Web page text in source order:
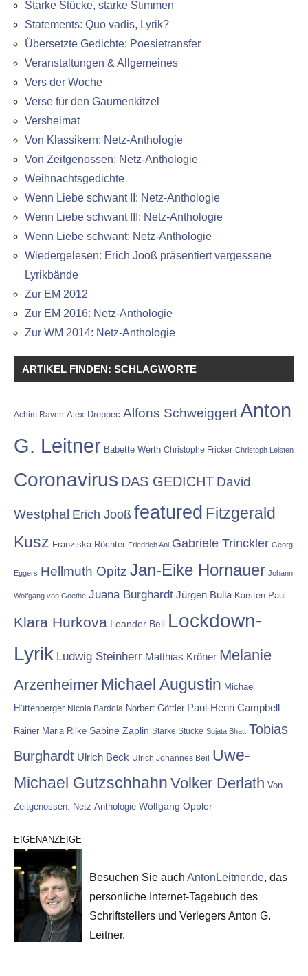
Starke Stücke, starke Stimmen
Statements: Quo vadis, Lyrik?
Übersetzte Gedichte: Poesietransfer
Veranstaltungen & Allgemeines
Vers der Woche
Verse für den Gaumenkitzel
Versheimat
Von Klassikern: Netz-Anthologie
Von Zeitgenossen: Netz-Anthologie
Weihnachtsgedichte
Wenn Liebe schwant II: Netz-Anthologie
Wenn Liebe schwant III: Netz-Anthologie
Wenn Liebe schwant: Netz-Anthologie
Wiedergelesen: Erich Jooß präsentiert vergessene
Lyrikbände
Zur EM 2012
Zur EM 2016: Netz-Anthologie
Zur WM 2014: Netz-Anthologie
ARTIKEL FINDEN: SCHLAGWORTE
Achim Raven Alex Dreppec Alfons SchweiggertAnton
G. Leitner Babette Werth Christophe Fricker Christoph Leisten
Coronavirus DAS GEDICHT David
Westphal Erich Jooß featured Fitzgerald
Kusz Franziska Röchter Friedrich Ani Gabriele Trinckler Georg
Eggers Hellmuth Opitz Jan-Eike Hornauer Johann
Wolfgang von Goethe Juana Burghardt Jürgen Bulla Karsten Paul
Klara Hurkova Leander Beil Lockdown-
Lyrik Ludwig Steinherr Matthias Kröner Melanie
Arzenheimer Michael Augustin Michael
Hüttenberger Nicola Bardola Norbert Göttler Paul-Henri Campbell
Rainer Maria Rilke Sabine Zaplin Starke Stücke Sujata Bhatt Tobias
Burghardt Ulrich Beck Ulrich Johannes Beil
Uwe-
Michael Gutzschhahn Volker Derlath Von
Zeitgenossen: Netz-Anthologie Wolfgang Oppler
EIGENANZEIGE
Besuchen Sie auch AntonLeitner.de, das
persönliche Internet-Tagebuch des
Schriftstellers und Verlegers Anton G.
Leitner.